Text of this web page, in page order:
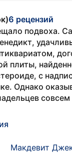
6 рецензий
подвоха.
плиты,
с
Однако
Макдевит